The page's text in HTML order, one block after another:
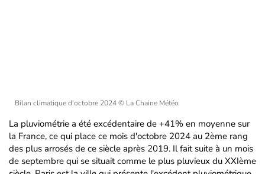
Bilan climatique d'octobre 2024© La Chaine Météo
La pluviométrie a été excédentaire de +41% en moyenne sur
la France, ce qui place ce mois d'octobre 2024 au 2ème rang
des plus arrosés de ce siècle après 2019. Il fait suite à un mois
de septembre qui se situait comme le plus pluvieux du XXIème